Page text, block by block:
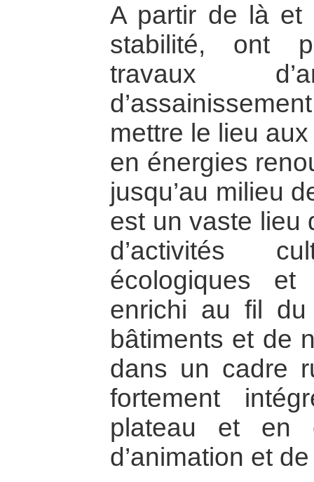
A partir de là et
stabilité, ont
travaux
mettre le lieu
en énergies
jusqu’au milieu
est un vaste lieu
d’activités
écologiques et
enrichi au fil
bâtiments et de
dans un cadre
fortement
plateau et en
d’animation et